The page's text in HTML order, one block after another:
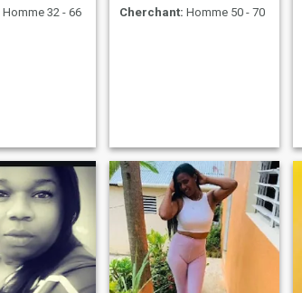
Homme 32 - 66
Cherchant: Homme 50 - 70